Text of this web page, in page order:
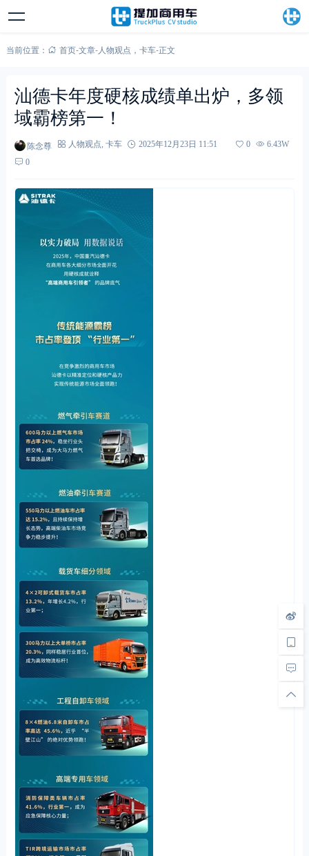
当前位置： 首页-文章-人物观点 ， 卡车-正文
汕德卡年度硬核成绩单出炉，多领
域霸榜第一！
陈念尊 人物观点 卡车 2025年12月23日 11:51 0
6.43W
0